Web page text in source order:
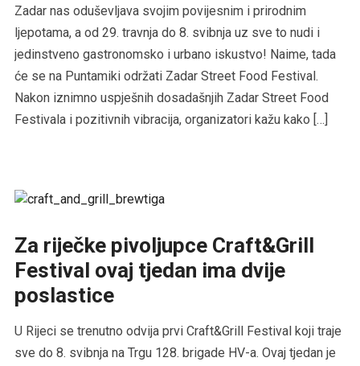
Zadar nas oduševljava svojim povijesnim i prirodnim
ljepotama, a od 29. travnja do 8. svibnja uz sve to nudi i
jedinstveno gastronomsko i urbano iskustvo! Naime, tada
će se na Puntamiki održati Zadar Street Food Festival.
Nakon iznimno uspješnih dosadašnjih Zadar Street Food
Festivala i pozitivnih vibracija, organizatori kažu kako […]
Za riječke pivoljupce Craft&Grill
Festival ovaj tjedan ima dvije
poslastice
U Rijeci se trenutno odvija prvi Craft&Grill Festival koji traje
sve do 8. svibnja na Trgu 128. brigade HV-a. Ovaj tjedan je